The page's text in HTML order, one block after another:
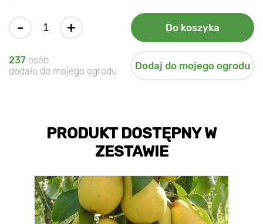
- + Do koszyka
237 osób
dodało do mojego ogrodu
Dodaj do mojego ogrodu
PRODUKT DOSTĘPNY W
ZESTAWIE